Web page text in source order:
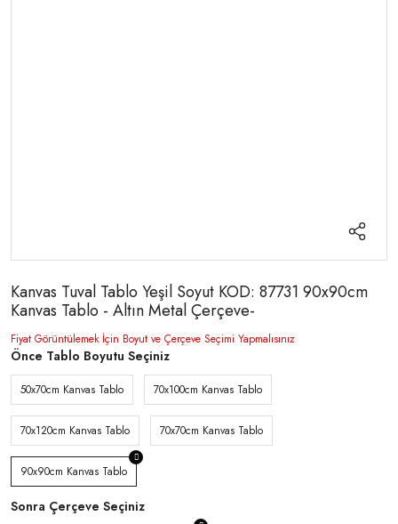
Kanvas Tuval Tablo Yeşil Soyut KOD: 87731 90x90cm
Kanvas Tablo - Altın Metal Çerçeve-
Fiyat Görüntülemek İçin Boyut ve Çerçeve Seçimi Yapmalısınız
Önce Tablo Boyutu Seçiniz
50x70cm Kanvas Tablo 70x100cm Kanvas Tablo
70x120cm Kanvas Tablo 70x70cm Kanvas Tablo
90x90cm Kanvas Tablo
Sonra Çerçeve Seçiniz